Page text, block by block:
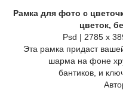
Рамка для фото с
цветок,
Psd | 2785 x
Эта рамка придаст
шарма на фоне
бантиков, и